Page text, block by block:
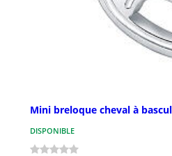
Mini breloque cheval à
DISPONIBLE